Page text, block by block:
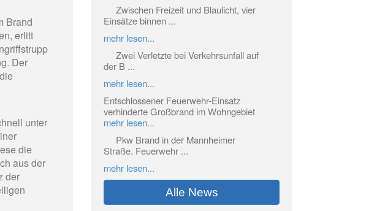
Brand
erlitt
Der
unter
die
aus der
der
Zwischen Freizeit und Blaulicht, vier
Einsätze binnen ...
mehr lesen...
Zwei Verletzte bei Verkehrsunfall auf
der B ...
mehr lesen...
Entschlossener Feuerwehr-Einsatz
verhinderte Großbrand im Wohngebiet
mehr lesen...
Pkw Brand in der Mannheimer
Straße. Feuerwehr ...
mehr lesen...
Alle News